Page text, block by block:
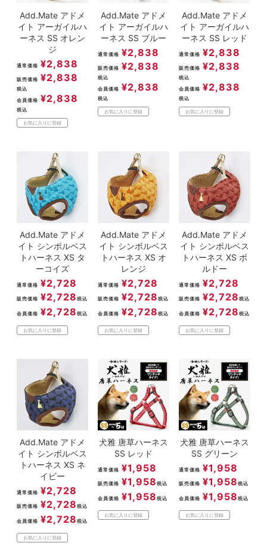
Add.Mate アドメ
イト アーガイルハ
ーネス SS オレン
ジ
通常価格 ¥2,838
販売価格 ¥2,838
税込
会員価格 ¥2,838
税込
お気に入りに登録
Add.Mate アドメ
イト アーガイルハ
ーネス SS ブルー
通常価格 ¥2,838
販売価格 ¥2,838
税込
会員価格 ¥2,838
税込
お気に入りに登録
Add.Mate アドメ
イト アーガイルハ
ーネス SS レッド
通常価格 ¥2,838
販売価格 ¥2,838
税込
会員価格 ¥2,838
税込
お気に入りに登録
Add.Mate アドメ
イト シンボルベス
トハーネス XS タ
ーコイズ
通常価格 ¥2,728
販売価格 ¥2,728 税込
会員価格 ¥2,728 税込
お気に入りに登録
Add.Mate アドメ
イト シンボルベス
トハーネス XS オ
レンジ
通常価格 ¥2,728
販売価格 ¥2,728 税込
会員価格 ¥2,728 税込
お気に入りに登録
Add.Mate アドメ
イト シンボルベス
トハーネス XS ボ
ルドー
通常価格 ¥2,728
販売価格 ¥2,728 税込
会員価格 ¥2,728 税込
お気に入りに登録
Add.Mate アドメ
イト シンボルベス
トハーネス XS ネ
イビー
通常価格 ¥2,728
販売価格 ¥2,728 税込
会員価格 ¥2,728 税込
お気に入りに登録
犬雅 唐草ハーネス
SS レッド
通常価格 ¥1,958
販売価格 ¥1,958 税込
会員価格 ¥1,958 税込
お気に入りに登録
犬雅 唐草ハーネス
SS グリーン
通常価格 ¥1,958
販売価格 ¥1,958 税込
会員価格 ¥1,958 税込
お気に入りに登録